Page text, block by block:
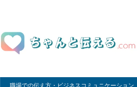
職場での伝え方・ビジネスコミュニケーション